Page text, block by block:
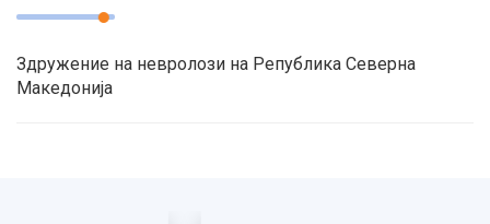
Здружение на невролози на Република Северна
Македонија